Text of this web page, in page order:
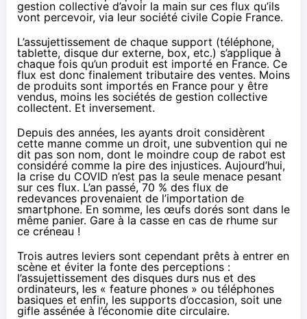
gestion collective d’avoir la main sur ces flux qu’ils
vont percevoir, via leur société civile Copie France.
L’assujettissement de chaque support (téléphone,
tablette, disque dur externe, box, etc.) s’applique à
chaque fois qu’un produit est importé en France. Ce
flux est donc finalement tributaire des ventes. Moins
de produits sont importés en France pour y être
vendus, moins les sociétés de gestion collective
collectent. Et inversement.
Depuis des années, les ayants droit considèrent
cette manne comme un droit, une subvention qui ne
dit pas son nom, dont le moindre coup de rabot est
considéré comme la pire des injustices. Aujourd’hui,
la crise du COVID n’est pas la seule menace pesant
sur ces flux. L’an passé, 70 % des flux de
redevances provenaient de l’importation de
smartphone. En somme, les œufs dorés sont dans le
même panier. Gare à la casse en cas de rhume sur
ce créneau !
Trois autres leviers sont cependant prêts à entrer en
scène et éviter la fonte des perceptions :
l’assujettissement des disques durs nus et des
ordinateurs, les « feature phones » ou téléphones
basiques et enfin, les supports d’occasion, soit une
gifle assénée à l’économie dite circulaire.